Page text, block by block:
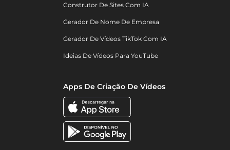
Construtor De Sites Com IA
Gerador De Nome De Empresa
Gerador De Vídeos TikTok Com IA
Ideias De Vídeos Para YouTube
Apps De Criação De Vídeos